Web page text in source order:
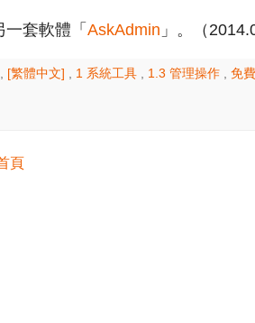
套軟體「 AskAdmin 」。（
[繁體中文] 1 系統工具 1.3 管理操作 免
頁